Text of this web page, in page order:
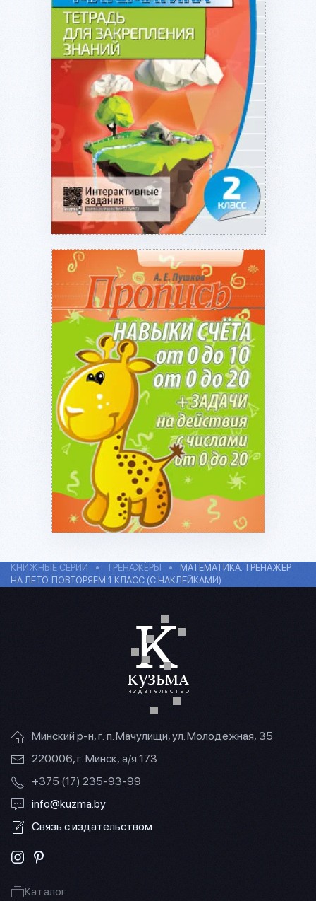
Подробнее...
Подробнее...
КНИЖНЫЕ СЕРИИ ТРЕНАЖЁРЫ
МАТЕМАТИКА. ТРЕНАЖЕР
НА ЛЕТО. ПОВТОРЯЕМ 1 КЛАСС (С НАКЛЕЙКАМИ)
Минский р-н, г. п. Мачулищи, ул. Молодежная, 35
220006, г. Минск, а/я 173
+375 (17) 235-93-99
info@kuzma.by
Связь с издательством
Каталог